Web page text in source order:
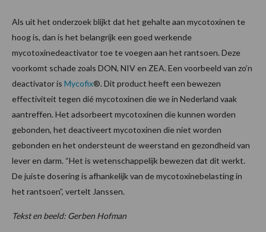
Als uit het onderzoek blijkt dat het gehalte aan mycotoxinen te
hoog is, dan is het belangrijk een goed werkende
mycotoxinedeactivator toe te voegen aan het rantsoen. Deze
voorkomt schade zoals DON, NIV en ZEA. Een voorbeeld van zo’n
deactivator is Mycofix®. Dit product heeft een bewezen
effectiviteit tegen dié mycotoxinen die we in Nederland vaak
aantreffen. Het adsorbeert mycotoxinen die kunnen worden
gebonden, het deactiveert mycotoxinen die niet worden
gebonden en het ondersteunt de weerstand en gezondheid van
lever en darm. “Het is wetenschappelijk bewezen dat dit werkt.
De juiste dosering is afhankelijk van de mycotoxinebelasting in
het rantsoen”, vertelt Janssen.
Tekst en beeld: Gerben Hofman